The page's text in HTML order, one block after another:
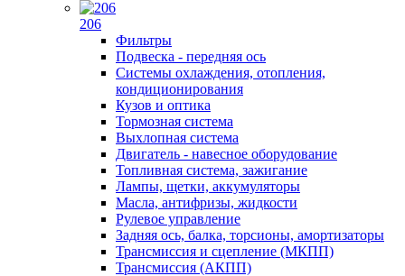
206
Фильтры
Подвеска - передняя ось
Системы охлаждения, отопления,
кондиционирования
Кузов и оптика
Тормозная система
Выхлопная система
Двигатель - навесное оборудование
Топливная система, зажигание
Лампы, щетки, аккумуляторы
Масла, антифризы, жидкости
Рулевое управление
Задняя ось, балка, торсионы, амортизаторы
Трансмиссия и сцепление (МКПП)
Трансмиссия (АКПП)